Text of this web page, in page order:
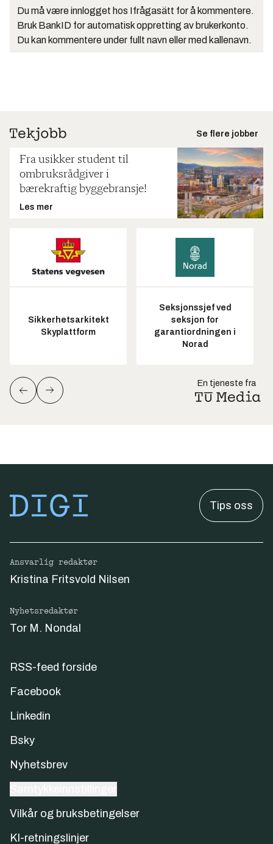
Du må være innlogget hos Ifrågasätt for å kommentere.
Bruk BankID for automatisk oppretting av brukerkonto.
Du kan kommentere under fullt navn eller med kallenavn.
Se flere jobber
Fra usikker student til
ombruksrådgiver i
bærekraftig byggebransje!
Les mer
Sikkerhetsarkitekt
Skyplattform
Seksjonssjef ved
seksjon for
garantiordningen i
Norad
En tjeneste fra
Tips oss
Ansvarlig redaktør
Kristina Fritsvold Nilsen
Nyhetsredaktør
Tor M. Nondal
RSS-feed forside
Facebook
Linkedin
Bsky
Nyhetsbrev
Vilkår og bruksbetingelser
KI-retningslinjer